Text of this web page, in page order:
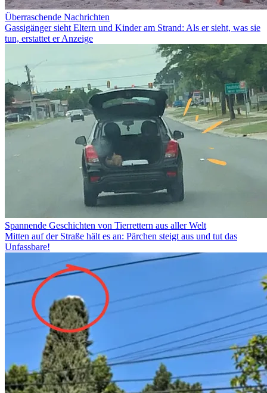
Überraschende Nachrichten
Gassigänger sieht Eltern und Kinder am Strand: Als er sieht, was sie
tun, erstattet er Anzeige
Spannende Geschichten von Tierrettern aus aller Welt
Mitten auf der Straße hält es an: Pärchen steigt aus und tut das
Unfassbare!